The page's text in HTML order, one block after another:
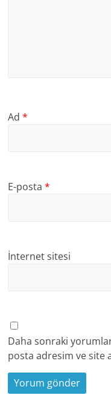
Ad*
E-posta*
İnternet sitesi
Daha sonraki
posta adresim ve site